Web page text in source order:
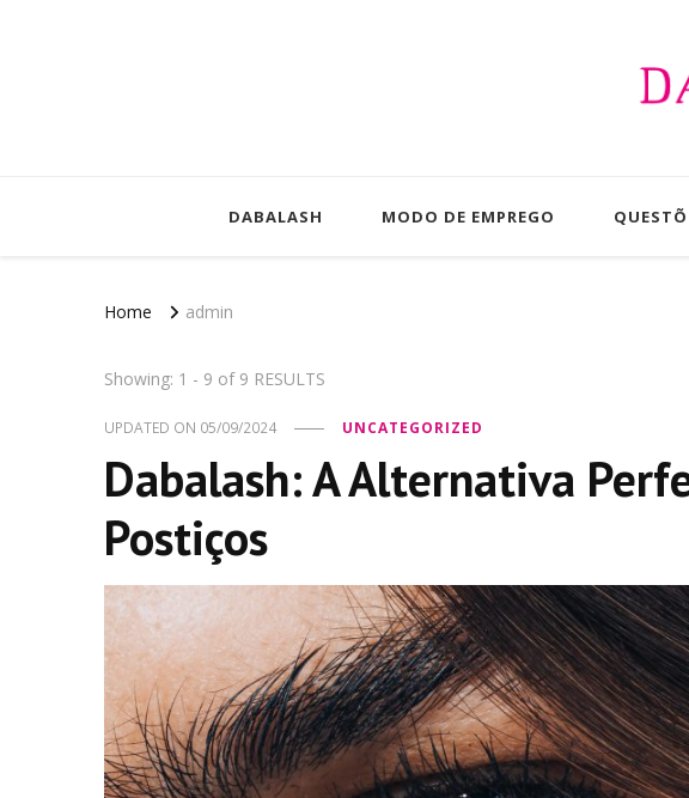
DABALASH MODO DE EMPREGO
Home admin
Showing: 1 - 9 of 9 RESULTS
UPDATED ON 05/09/2024 UNCATEGORIZED
Dabalash: A Alternativa
Postiços